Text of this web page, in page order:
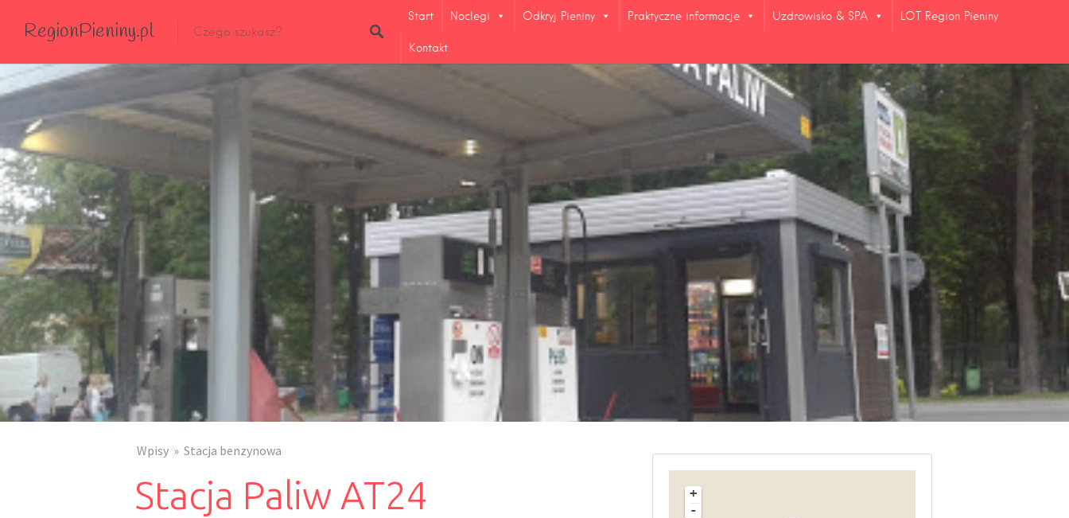
RegionPieniny.pl
Polecane Przez Nas
Wszystkie Obiekty
Start Noclegi Odkryj Pieniny Praktyczne informacje Uzdrowisko & SPA LOT Region Pieniny
Kontakt
Wpisy Stacja benzynowa
Stacja Paliw AT24
+
-